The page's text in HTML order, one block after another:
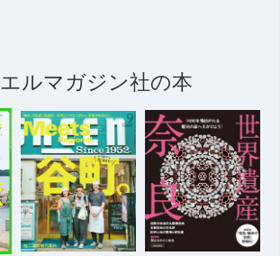
エルマガジン社の本